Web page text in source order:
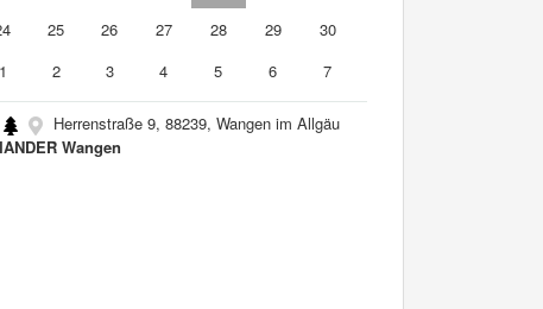
25 26 27 28 29
30
1
2 3 4 5 6 7
Herrenstraße 9, 88239, Wangen im Allgäu
Wangen